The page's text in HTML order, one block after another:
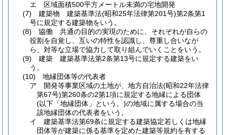
エ
区域面積500平方メートル未満の宅地開発
(7)
建築物 建築基準法(昭和25年法律第201号)第2条第1
号に規定する建築物をいう。
(8)
協働 共通の目的の実現のために、それぞれが自らの
役割を自覚し、互いの特性を認識し、尊重し合いなが
ら、対等な立場で協力して取り組んでいくことをいう。
(9)
建築 建築基準法第2条第13号に規定する建築をい
う。
(10)
地縁団体等の代表者
ア
開発等事業区域の土地が、地方自治法(昭和22年法律
第67号)第260条の2第1項に規定する地縁による団体
(以下「地縁団体」という。)の地域に属する場合の当
該地縁団体の代表者をいう。
イ
建築基準法第69条に規定する建築協定若しくは地縁
団体等が建築に係る基準を定めた建築等規約を有する